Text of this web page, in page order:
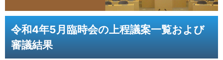
令和4年5月臨時会の上程議案一覧および
審議結果